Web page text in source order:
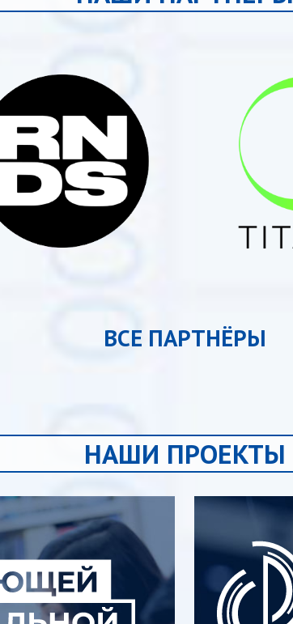
ВСЕ ПАРТНЁРЫ
НАШИ ПРОЕКТЫ